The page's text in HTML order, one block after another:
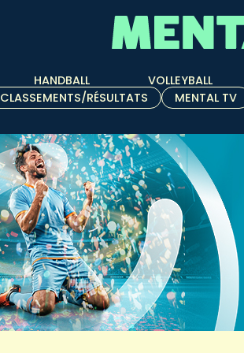
HANDBALL VOLLEYBALL
CLASSEMENTS/RÉSULTATS
MENTAL TV